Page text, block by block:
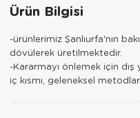
Ürün Bilgisi
-ürünlerimiz Şanlıurfa'nın
dövülerek üretilmektedir.
-Kararmayı önlemek için
iç kısmı, geleneksel